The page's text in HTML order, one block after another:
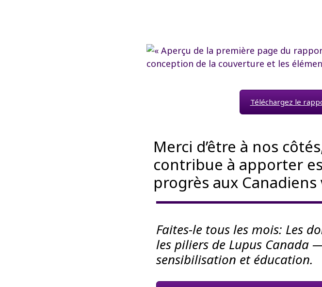
Téléchargez le
Merci d’être à nos
contribue à apporter
progrès aux
Faites-le tous les mois: Les
les piliers de Lupus Canada
sensibilisation et éducation.